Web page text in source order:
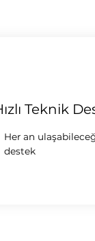
Teknik
Her an
destek